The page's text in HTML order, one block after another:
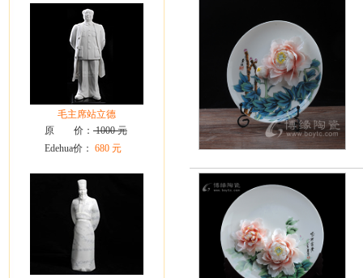
毛主席站立德
原 价： 1000 元
Edehua价： 680 元